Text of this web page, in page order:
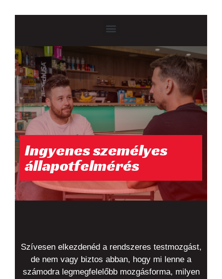
Ingyenes személyes
állapotfelmérés
Szívesen elkezdenéd a rendszeres testmozgást,
de nem vagy biztos abban, hogy mi lenne a
számodra legmegfelelőbb mozgásforma, milyen